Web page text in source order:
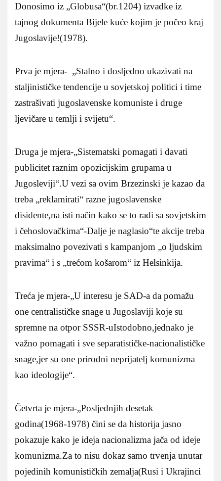
Donosimo iz „Globusa“(br.1204) izvadke iz
tajnog dokumenta Bijele kuće kojim je počeo kraj
Jugoslavije!(1978).
Prva je mjera- „Stalno i dosljedno ukazivati na
staljinističke tendencije u sovjetskoj politici i time
zastrašivati jugoslavenske komuniste i druge
ljevičare u temlji i svijetu“.
Druga je mjera-„Sistematski pomagati i davati
publicitet raznim opozicijskim grupama u
Jugosleviji“.U vezi sa ovim Brzezinski je kazao da
treba „reklamirati“ razne jugoslavenske
disidente,na isti način kako se to radi sa sovjetskim
i čehoslovačkima“-Dalje je naglasio“te akcije treba
maksimalno povezivati s kampanjom „o ljudskim
pravima“ i s „trećom košarom“ iz Helsinkija.
Treća je mjera-„U interesu je SAD-a da pomažu
one centralističke snage u Jugoslaviji koje su
spremne na otpor SSSR-uIstodobno,jednako je
važno pomagati i sve separatističke-nacionalističke
snage,jer su one prirodni neprijatelj komunizma
kao ideologije“.
Četvrta je mjera-„Posljednjih desetak
godina(1968-1978) čini se da historija jasno
pokazuje kako je ideja nacionalizma jača od ideje
komunizma.Za to nisu dokaz samo trvenja unutar
pojedinih komunističkih zemalja(Rusi i Ukrajinci